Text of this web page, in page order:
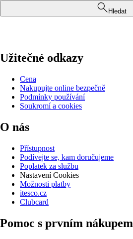
Hledat
Užitečné odkazy
Cena
Nakupujte online bezpečně
Podmínky používání
Soukromí a cookies
O nás
Přístupnost
Podívejte se, kam doručujeme
Poplatek za službu
Nastavení Cookies
Možnosti platby
itesco.cz
Clubcard
Pomoc s prvním nákupem